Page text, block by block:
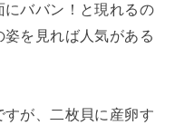
ババン！と現れるの
を見れば人気がある
が、二枚貝に産卵す